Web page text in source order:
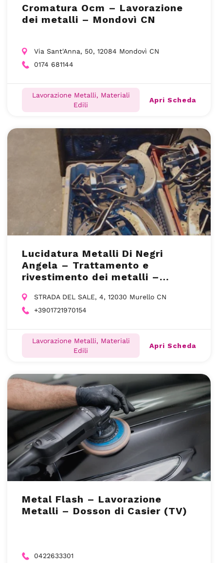
Cromatura Ocm – Lavorazione
dei metalli – Mondovì CN
Via Sant'Anna, 50, 12084 Mondovì CN
0174 681144
Lavorazione Metalli, Materiali
Edili
Apri Scheda
Lucidatura Metalli Di Negri
Angela – Trattamento e
rivestimento dei metalli –
STRADA DEL SALE, 4, 12030 Murello CN
+3901721970154
Lavorazione Metalli, Materiali
Edili
Apri Scheda
Metal Flash – Lavorazione
Metalli – Dosson di Casier (TV)
0422633301